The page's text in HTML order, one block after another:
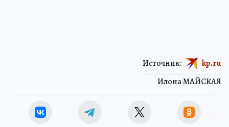
Илона МАЙСКАЯ
Источник: kp.ru